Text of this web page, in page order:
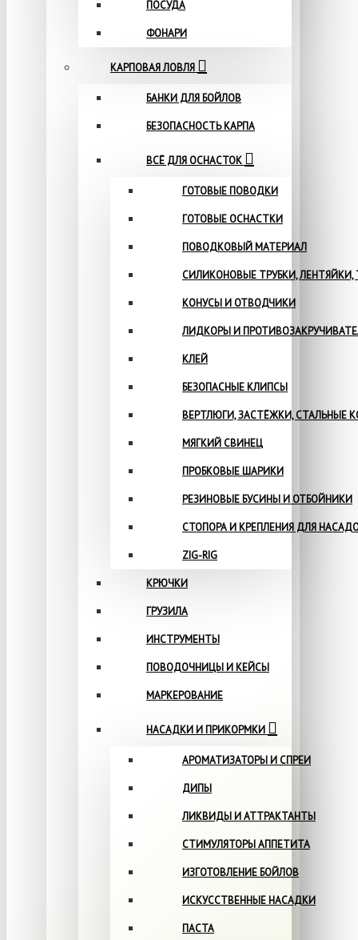
ПОСУДА
ФОНАРИ
КАРПОВАЯ ЛОВЛЯ
БАНКИ ДЛЯ БОЙЛОВ
БЕЗОПАСНОСТЬ КАРПА
ВСЁ ДЛЯ ОСНАСТОК
ГОТОВЫЕ ПОВОДКИ
ГОТОВЫЕ ОСНАСТКИ
ПОВОДКОВЫЙ МАТЕРИАЛ
СИЛИКОНОВЫЕ ТРУБКИ,
КОНУСЫ И ОТВОДЧИКИ
ЛИДКОРЫ И
КЛЕЙ
БЕЗОПАСНЫЕ КЛИПСЫ
ВЕРТЛЮГИ, ЗАСТЁЖКИ, СТАЛЬНЫЕ
МЯГКИЙ СВИНЕЦ
ПРОБКОВЫЕ ШАРИКИ
РЕЗИНОВЫЕ БУСИНЫ И ОТБОЙНИКИ
СТОПОРА И КРЕПЛЕНИЯ ДЛЯ
ZIG-RIG
КРЮЧКИ
ГРУЗИЛА
ИНСТРУМЕНТЫ
ПОВОДОЧНИЦЫ И КЕЙСЫ
МАРКЕРОВАНИЕ
НАСАДКИ И ПРИКОРМКИ
АРОМАТИЗАТОРЫ И СПРЕИ
ДИПЫ
ЛИКВИДЫ И АТТРАКТАНТЫ
СТИМУЛЯТОРЫ АППЕТИТА
ИЗГОТОВЛЕНИЕ БОЙЛОВ
ИСКУССТВЕННЫЕ НАСАДКИ
ПАСТА